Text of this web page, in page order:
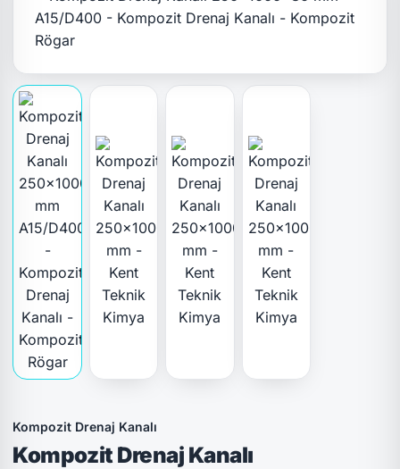
Kompozit Drenaj Kanalı
Kompozit Drenaj Kanalı